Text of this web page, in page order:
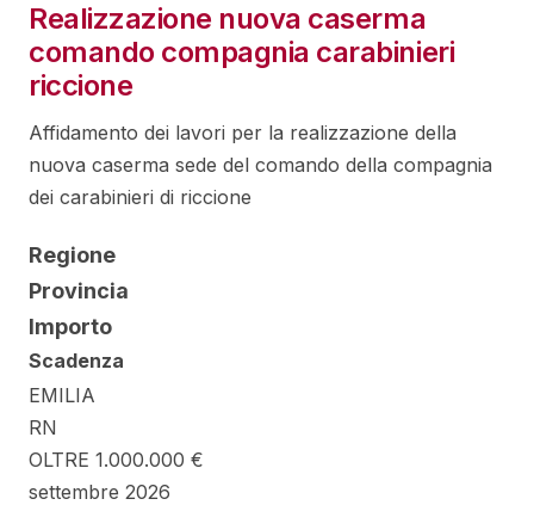
Realizzazione nuova caserma
comando compagnia carabinieri
riccione
Affidamento dei lavori per la realizzazione della
nuova caserma sede del comando della compagnia
dei carabinieri di riccione
Regione
Provincia
Importo
Scadenza
EMILIA
RN
OLTRE 1.000.000 €
settembre 2026